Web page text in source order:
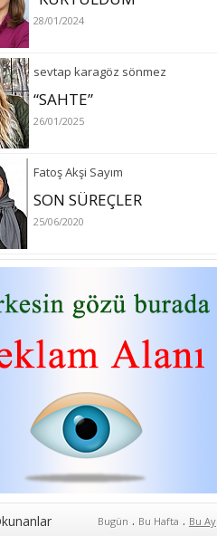
28/01/2024
sevtap karagöz sönmez
“SAHTE”
26/01/2025
Fatoş Akşi Sayım
SON SÜREÇLER
25/06/2020
özlem arslan
Hydrafacial cilt bakımı
26/07/2022
Sibel Atam
“18 Mart Çanakkale
Zaferi” Denildiğinde Ne
Anlıyoruz?
Aleyna Gürsoy
“GELİŞ VE GİDİŞLERİN
ARASINDA...”
Bugün . Bu Hafta . Bu Ay